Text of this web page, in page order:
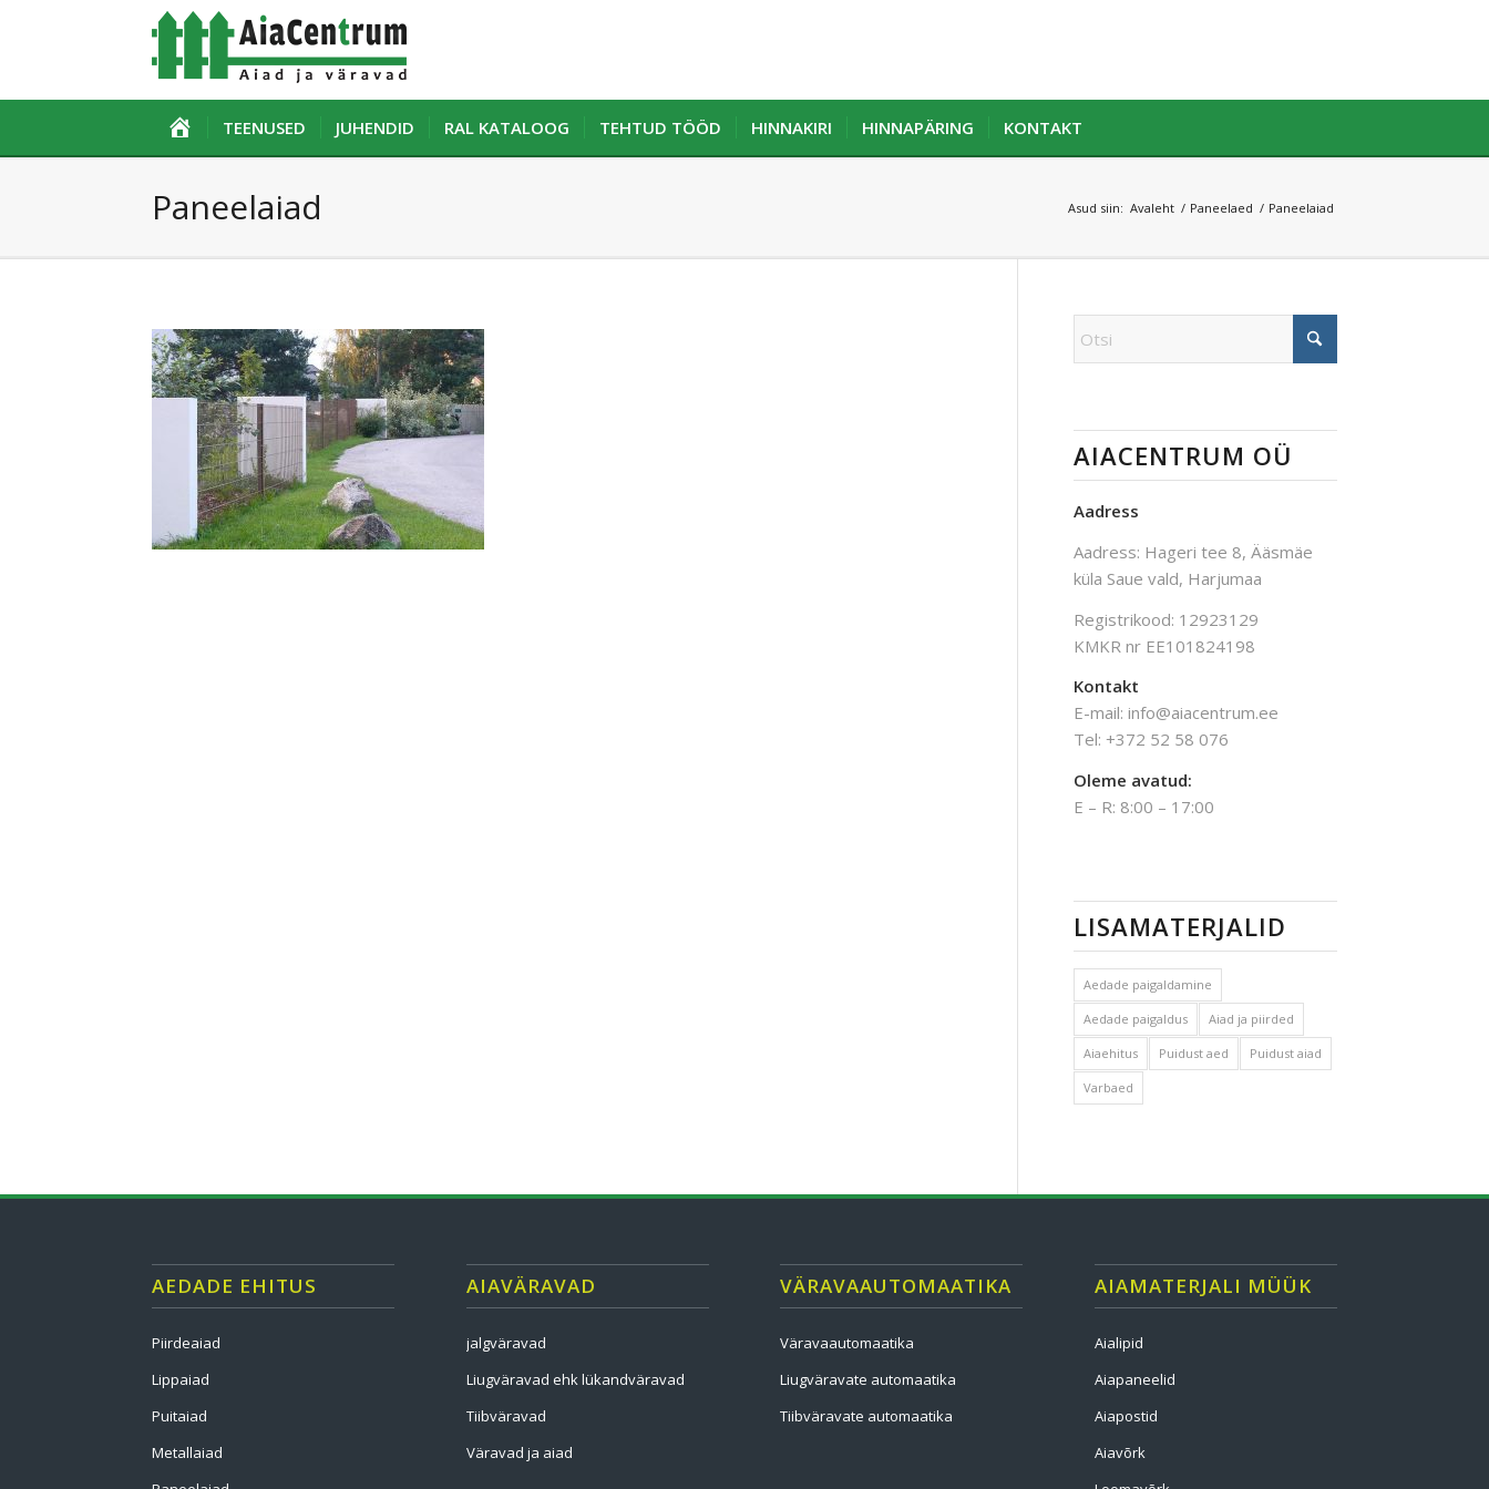
ESILEHT
TEENUSED JUHENDID RAL KATALOOG TEHTUD TÖÖD HINNAKIRI HINNAPÄRING KONTAKT
Paneelaiad Asud siin: Avaleht / Paneelaed / Paneelaiad
AIACENTRUM OÜ
Aadress
Aadress: Hageri tee 8, Ääsmäe
küla Saue vald, Harjumaa
Registrikood: 12923129
KMKR nr EE101824198
Kontakt
E-mail: info@aiacentrum.ee
Tel: +372 52 58 076
Oleme avatud:
E – R: 8:00 – 17:00
LISAMATERJALID
Aedade paigaldamine
Aedade paigaldus Aiad ja piirded
Aiaehitus Puidust aed Puidust aiad
Varbaed
AEDADE EHITUS
Piirdeaiad
Lippaiad
Puitaiad
Metallaiad
AIAVÄRAVAD
jalgväravad
Liugväravad ehk lükandväravad
Tiibväravad
Väravad ja aiad
VÄRAVAAUTOMAATIKA
Väravaautomaatika
Liugväravate automaatika
Tiibväravate automaatika
AIAMATERJALI MÜÜK
Aialipid
Aiapaneelid
Aiapostid
Aiavõrk